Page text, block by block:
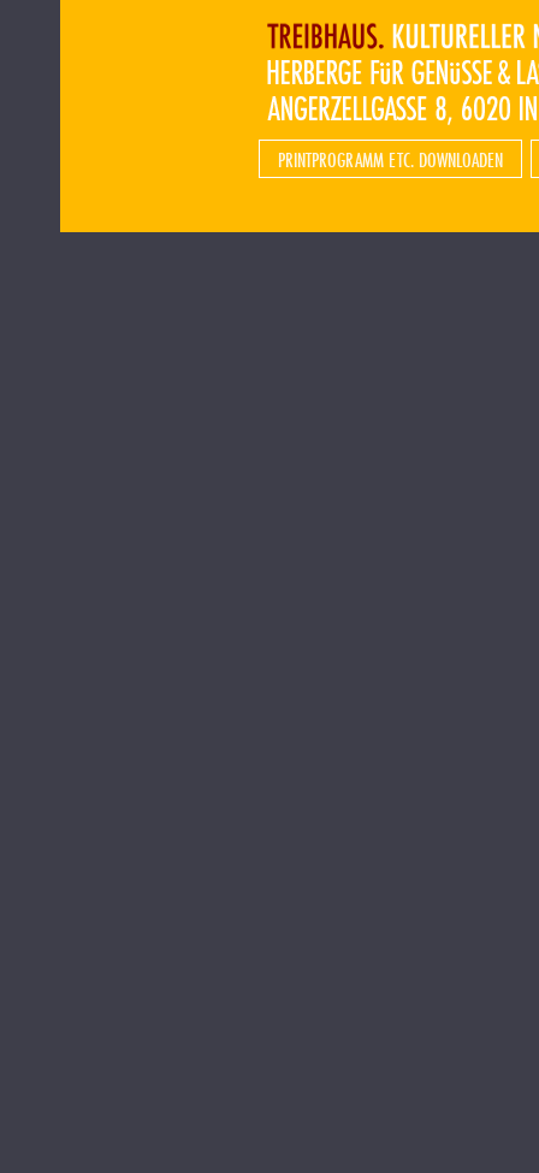
PRINTPROGRAMM ETC. DOWNLOADEN